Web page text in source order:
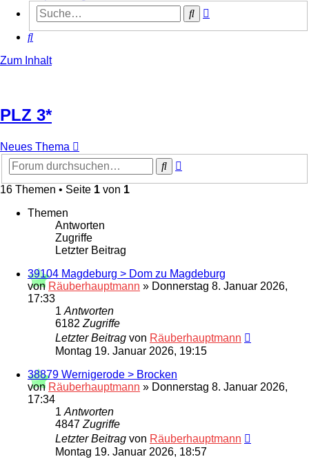
Suche
Suche
Zum Inhalt
PLZ 3*
Neues Thema
Suche
16 Themen • Seite 1 von 1
Themen
Antworten
Zugriffe
Letzter Beitrag
39104 Magdeburg > Dom zu Magdeburg
von Räuberhauptmann » Donnerstag 8. Januar 2026,
17:33
1 Antworten
6182 Zugriffe
Letzter Beitrag von Räuberhauptmann
Montag 19. Januar 2026, 19:15
38879 Wernigerode > Brocken
von Räuberhauptmann » Donnerstag 8. Januar 2026,
17:34
1 Antworten
4847 Zugriffe
Letzter Beitrag von Räuberhauptmann
Montag 19. Januar 2026, 18:57